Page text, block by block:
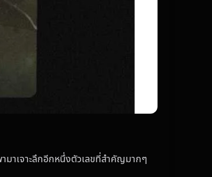
มาเจาะลึกอีกหนึ่งตัวเลขที่สำคัญมากๆ